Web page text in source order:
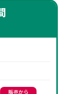
販売から